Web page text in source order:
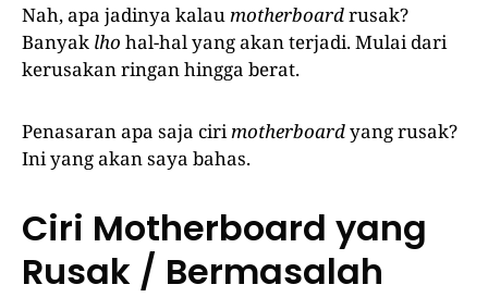
Nah, apa jadinya kalaumotherboardrusak?
Banyak lho hal-hal yang akan terjadi. Mulai dari
kerusakan ringan hingga berat.
Penasaran apa saja cirimotherboardyang rusak?
Ini yang akan saya bahas.
Ciri Motherboard yang
Rusak / Bermasalah